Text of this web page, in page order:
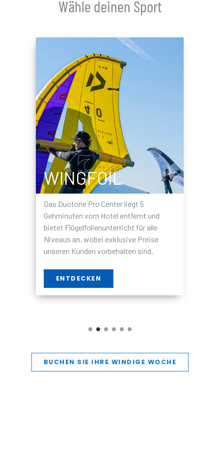
Wähle deinen Sport
KITE
Das Duotone Pro Center liegt 5
Gehminuten vom Hotel entfernt und
bietet Kitesurfkurse für alle Niveaus an,
wobei exklusive Preise für unsere Gäste
reserviert sind.
ENTDECKEN
BUCHEN SIE IHRE WINDIGE WOCHE